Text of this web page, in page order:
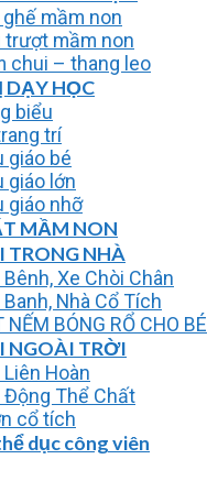
ghế mầm non
trượt mầm non
chui – thang leo
DẠY HỌC
biểu
trí
giáo bé
giáo lớn
giáo nhỡ
MẦM NON
TRONG NHÀ
Bênh, Xe Chòi Chân
Banh, Nhà Cổ Tích
NẾM BÓNG RỔ CHO BÉ
NGOÀI TRỜI
Liên Hoàn
Động Thể Chất
cổ tích
dục công viên